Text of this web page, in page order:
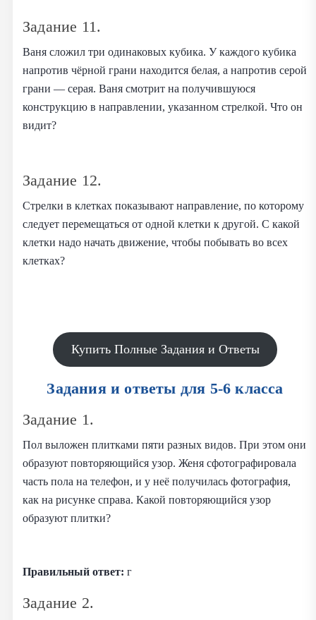
Задание 11.
Ваня сложил три одинаковых кубика. У каждого кубика
напротив чёрной грани находится белая, а напротив серой
грани — серая. Ваня смотрит на получившуюся
конструкцию в направлении, указанном стрелкой. Что он
видит?
Задание 12.
Стрелки в клетках показывают направление, по которому
следует перемещаться от одной клетки к другой. С какой
клетки надо начать движение, чтобы побывать во всех
клетках?
Купить Полные Задания и Ответы
Задания и ответы для 5-6 класса
Задание 1.
Пол выложен плитками пяти разных видов. При этом они
образуют повторяющийся узор. Женя сфотографировала
часть пола на телефон, и у неё получилась фотография,
как на рисунке справа. Какой повторяющийся узор
образуют плитки?
Правильный ответ: г
Задание 2.